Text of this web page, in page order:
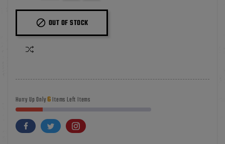
 OUT OF STOCK
Hurry Up Only6 Items Left Items